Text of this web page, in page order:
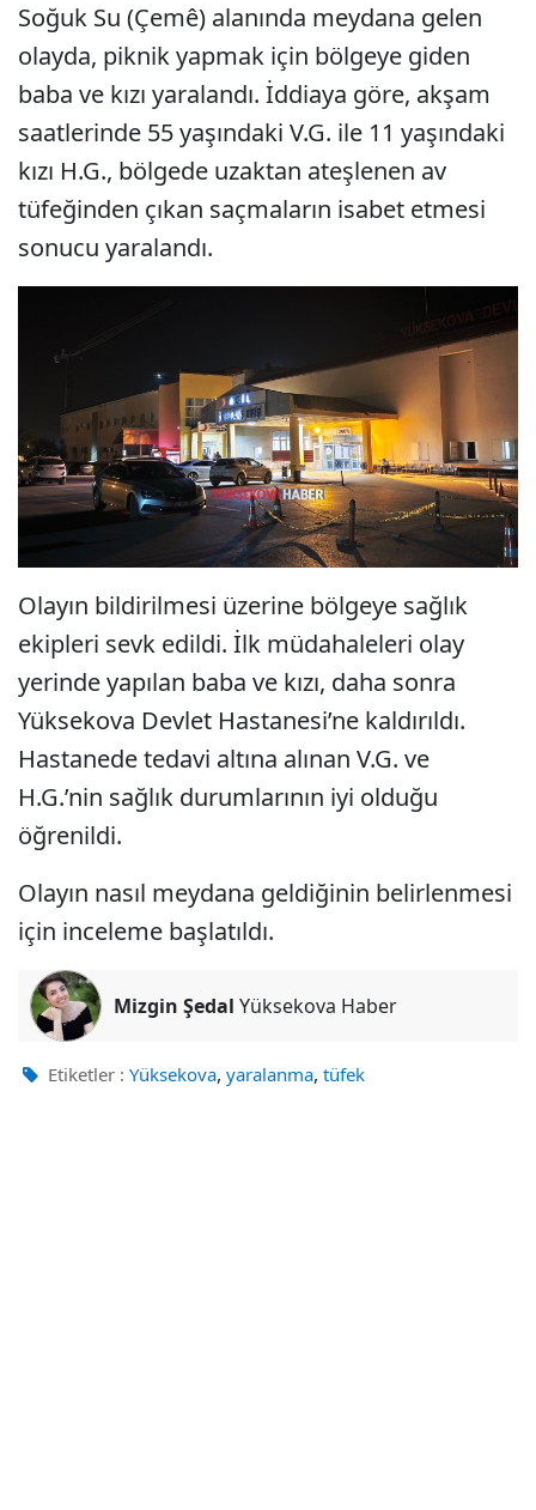
Soğuk Su (Çemê) alanında meydana gelen
olayda, piknik yapmak için bölgeye giden
baba ve kızı yaralandı. İddiaya göre, akşam
saatlerinde 55 yaşındaki V.G. ile 11 yaşındaki
kızı H.G., bölgede uzaktan ateşlenen av
tüfeğinden çıkan saçmaların isabet etmesi
sonucu yaralandı.
Olayın bildirilmesi üzerine bölgeye sağlık
ekipleri sevk edildi. İlk müdahaleleri olay
yerinde yapılan baba ve kızı, daha sonra
Yüksekova Devlet Hastanesi’ne kaldırıldı.
Hastanede tedavi altına alınan V.G. ve
H.G.’nin sağlık durumlarının iyi olduğu
öğrenildi.
Olayın nasıl meydana geldiğinin belirlenmesi
için inceleme başlatıldı.
Mizgin Şedal Yüksekova Haber
Etiketler : Yüksekova, yaralanma, tüfek